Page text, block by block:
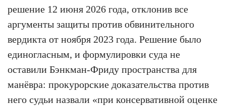
решение 12 июня 2026 года, отклонив все
аргументы защиты против обвинительного
вердикта от ноября 2023 года. Решение было
единогласным, и формулировки суда не
оставили Бэнкман-Фриду пространства для
манёвра: прокурорские доказательства против
него судьи назвали «при консервативной оценке